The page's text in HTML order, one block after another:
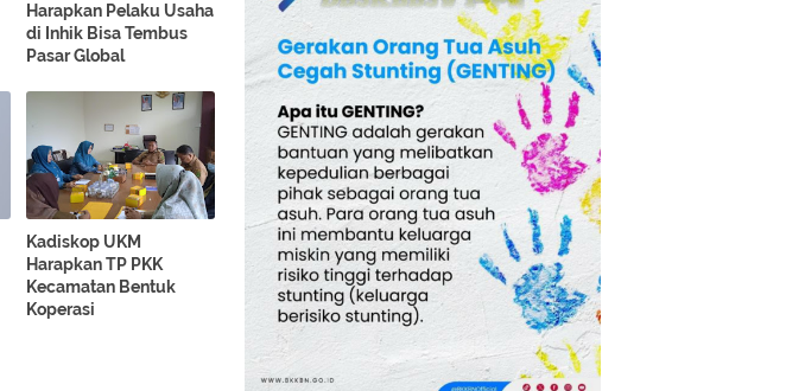
Harapkan Pelaku Usaha
di Inhik Bisa Tembus
Pasar Global
Kadiskop UKM
Harapkan TP PKK
Kecamatan Bentuk
Koperasi